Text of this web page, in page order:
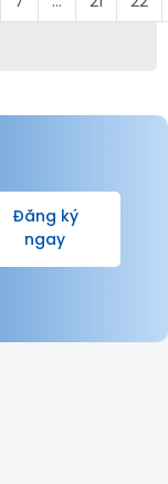
Đăng ký
ngay